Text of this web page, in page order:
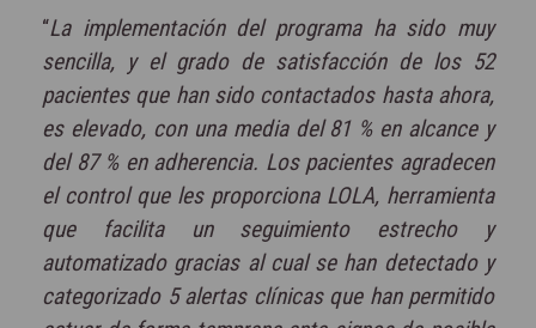
“La implementación del programa ha sido muy
sencilla, y el grado de satisfacción de los 52
pacientes que han sido contactados hasta ahora,
es elevado, con una media del 81 % en alcance y
del 87 % en adherencia. Los pacientes agradecen
el control que les proporciona LOLA, herramienta
que facilita un seguimiento estrecho y
automatizado gracias al cual se han detectado y
categorizado 5 alertas clínicas que han permitido